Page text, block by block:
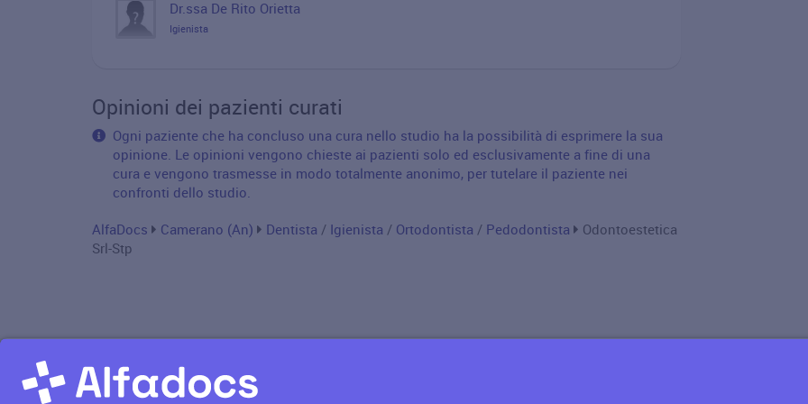
Dr.ssa De Rito Orietta
Igienista
Opinioni dei pazienti curati
Ogni paziente che ha concluso una cura nello studio ha la possibilità di esprimere la sua
opinione. Le opinioni vengono chieste ai pazienti solo ed esclusivamente a fine di una
cura e vengono trasmesse in modo totalmente anonimo, per tutelare il paziente nei
confronti dello studio.
AlfaDocs Camerano (An) Dentista / Igienista / Ortodontista / Pedodontista
Odontoestetica
Srl-Stp